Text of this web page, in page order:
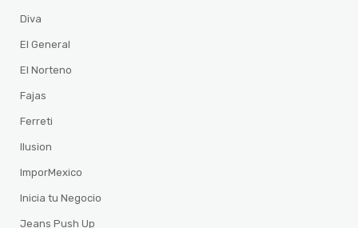
Diva
El General
El Norteno
Fajas
Ferreti
Ilusion
ImporMexico
Inicia tu Negocio
Jeans Push Up